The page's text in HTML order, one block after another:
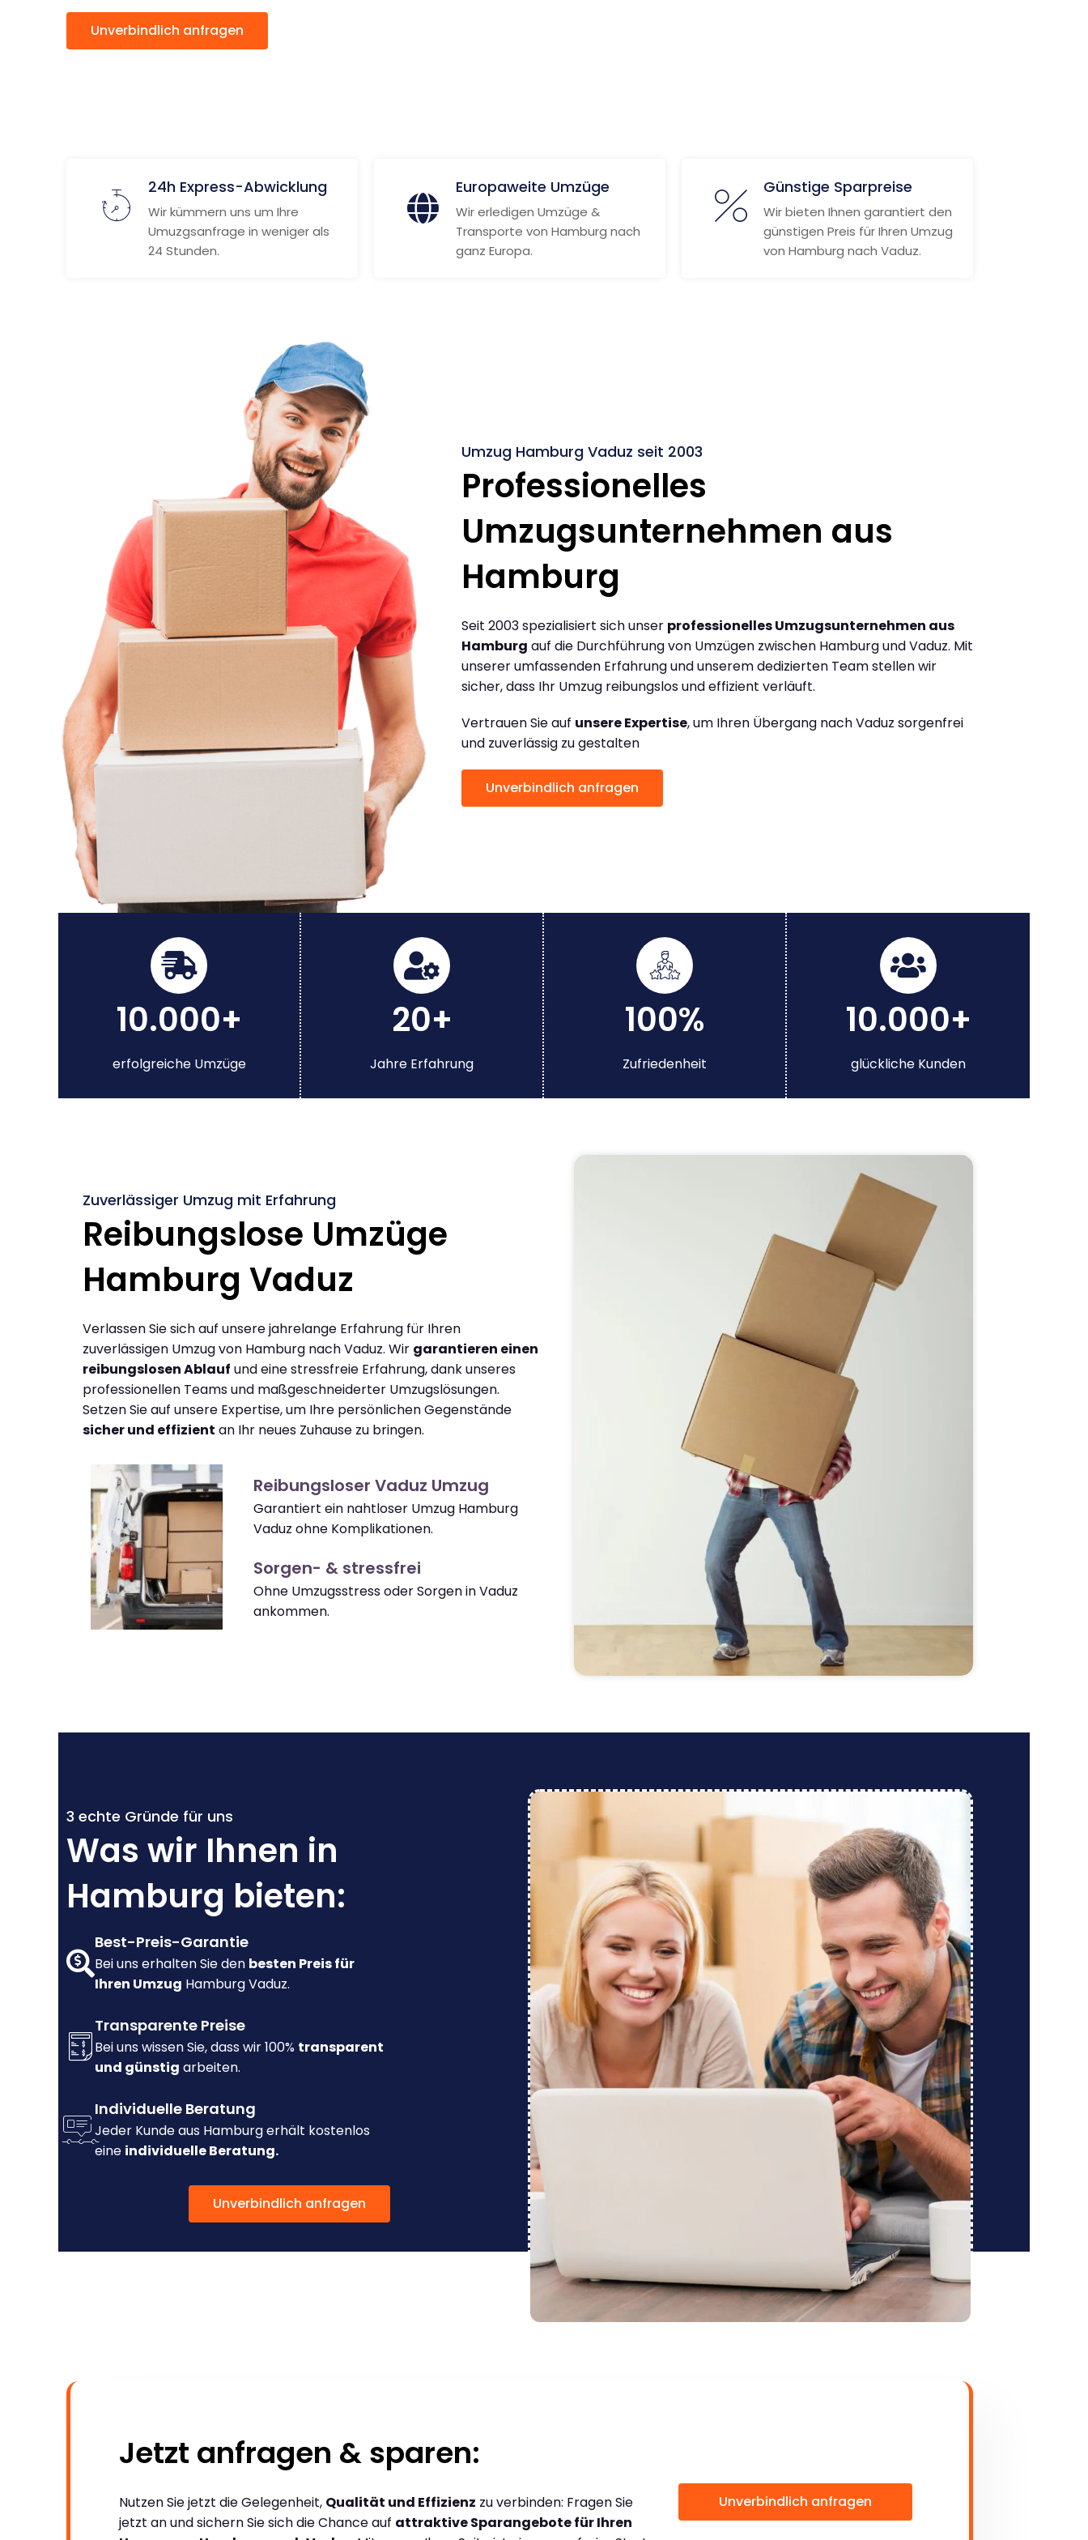
Unverbindlich anfragen
24h Express-Abwicklung
Wir kümmern uns um Ihre
Umuzgsanfrage in weniger als
24 Stunden.
Europaweite Umzüge
Wir erledigen Umzüge &
Transporte von Hamburg nach
ganz Europa.
Günstige Sparpreise
Wir bieten Ihnen garantiert den
günstigen Preis für Ihren Umzug
von Hamburg nach Vaduz.
Umzug Hamburg Vaduz seit 2003
Professionelles
Umzugsunternehmen aus
Hamburg
Seit 2003 spezialisiert sich unser professionelles Umzugsunternehmen aus
Hamburg auf die Durchführung von Umzügen zwischen Hamburg und Vaduz. Mit
unserer umfassenden Erfahrung und unserem dedizierten Team stellen wir
sicher, dass Ihr Umzug reibungslos und effizient verläuft.
Vertrauen Sie auf unsere Expertise, um Ihren Übergang nach Vaduz sorgenfrei
und zuverlässig zu gestalten
Unverbindlich anfragen
10.000+
erfolgreiche Umzüge
20+
Jahre Erfahrung
100%
Zufriedenheit
10.000+
glückliche Kunden
Zuverlässiger Umzug mit Erfahrung
Reibungslose Umzüge
Hamburg Vaduz
Verlassen Sie sich auf unsere jahrelange Erfahrung für Ihren
zuverlässigen Umzug von Hamburg nach Vaduz. Wir garantieren einen
reibungslosen Ablauf und eine stressfreie Erfahrung, dank unseres
professionellen Teams und maßgeschneiderter Umzugslösungen.
Setzen Sie auf unsere Expertise, um Ihre persönlichen Gegenstände
sicher und effizient an Ihr neues Zuhause zu bringen.
Reibungsloser Vaduz Umzug
Garantiert ein nahtloser Umzug Hamburg
Vaduz ohne Komplikationen.
Sorgen- & stressfrei
Ohne Umzugsstress oder Sorgen in Vaduz
ankommen.
3 echte Gründe für uns
Was wir Ihnen in
Hamburg bieten:
Best-Preis-Garantie
Bei uns erhalten Sie den besten Preis für
Ihren Umzug Hamburg Vaduz.
Transparente Preise
Bei uns wissen Sie, dass wir 100% transparent
und günstig arbeiten.
Individuelle Beratung
Jeder Kunde aus Hamburg erhält kostenlos
eine individuelle Beratung.
Unverbindlich anfragen
Jetzt anfragen & sparen:
Nutzen Sie jetzt die Gelegenheit, Qualität und Effizienz zu verbinden: Fragen Sie
jetzt an und sichern Sie sich die Chance auf attraktive Sparangebote für Ihren
Unverbindlich anfragen